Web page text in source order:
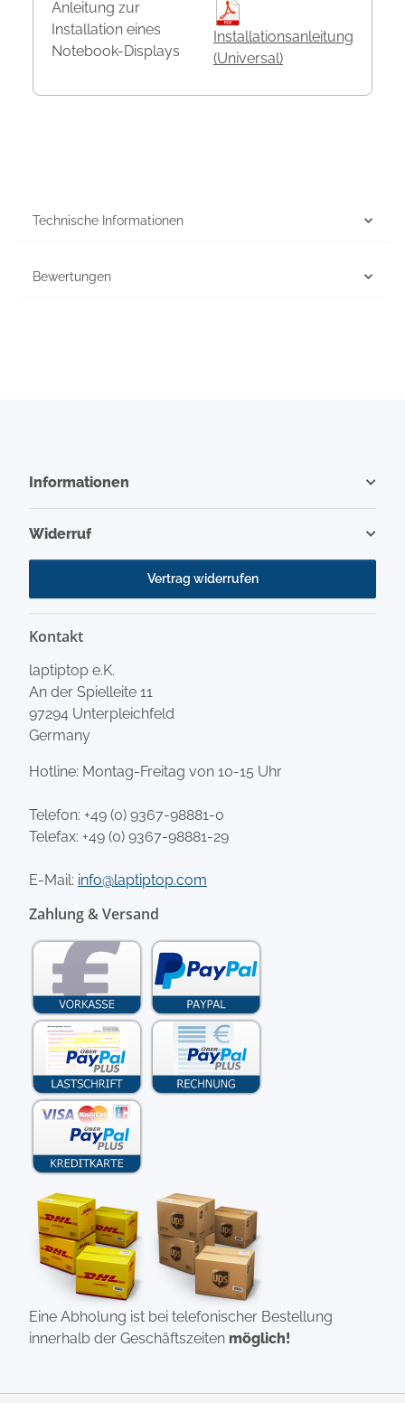
Anleitung zur
Installation eines
Notebook-Displays
Installationsanleitung
(Universal)
Technische Informationen
Bewertungen
Informationen
Widerruf
Vertrag widerrufen
Kontakt
laptiptop e.K.
An der Spielleite 11
97294 Unterpleichfeld
Germany
Hotline: Montag-Freitag von 10-15 Uhr
Telefon: +49 (0) 9367-98881-0
Telefax: +49 (0) 9367-98881-29
E-Mail: info@laptiptop.com
Zahlung & Versand
Eine Abholung ist bei telefonischer Bestellung
innerhalb der Geschäftszeiten möglich!